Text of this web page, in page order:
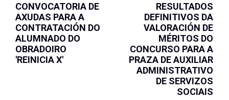
CONVOCATORIA DE
AXUDAS PARA A
CONTRATACIÓN DO
ALUMNADO DO
OBRADOIRO
'REINICIA X'
RESULTADOS
DEFINITIVOS DA
VALORACIÓN DE
MÉRITOS DO
CONCURSO PARA A
PRAZA DE AUXILIAR
ADMINISTRATIVO
DE SERVIZOS
SOCIAIS